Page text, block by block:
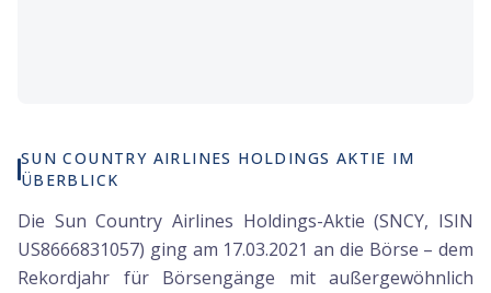
SUN COUNTRY AIRLINES HOLDINGS AKTIE IM
ÜBERBLICK
Die Sun Country Airlines Holdings-Aktie (SNCY, ISIN
US8666831057) ging am 17.03.2021 an die Börse – dem
Rekordjahr für Börsengänge mit außergewöhnlich